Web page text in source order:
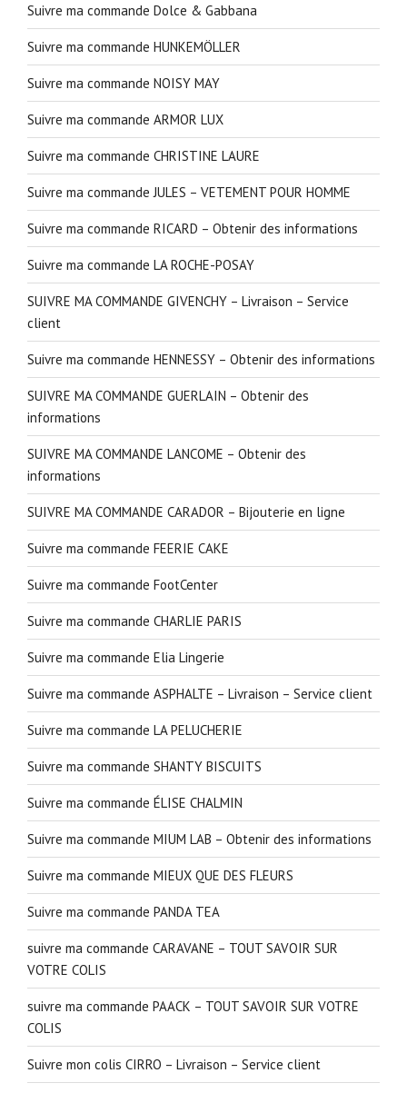
Suivre ma commande Dolce & Gabbana
Suivre ma commande HUNKEMÖLLER
Suivre ma commande NOISY MAY
Suivre ma commande ARMOR LUX
Suivre ma commande CHRISTINE LAURE
Suivre ma commande JULES – VETEMENT POUR HOMME
Suivre ma commande RICARD – Obtenir des informations
Suivre ma commande LA ROCHE-POSAY
SUIVRE MA COMMANDE GIVENCHY – Livraison – Service
client
Suivre ma commande HENNESSY – Obtenir des informations
SUIVRE MA COMMANDE GUERLAIN – Obtenir des
informations
SUIVRE MA COMMANDE LANCOME – Obtenir des
informations
SUIVRE MA COMMANDE CARADOR – Bijouterie en ligne
Suivre ma commande FEERIE CAKE
Suivre ma commande FootCenter
Suivre ma commande CHARLIE PARIS
Suivre ma commande Elia Lingerie
Suivre ma commande ASPHALTE – Livraison – Service client
Suivre ma commande LA PELUCHERIE
Suivre ma commande SHANTY BISCUITS
Suivre ma commande ÉLISE CHALMIN
Suivre ma commande MIUM LAB – Obtenir des informations
Suivre ma commande MIEUX QUE DES FLEURS
Suivre ma commande PANDA TEA
suivre ma commande CARAVANE – TOUT SAVOIR SUR
VOTRE COLIS
suivre ma commande PAACK – TOUT SAVOIR SUR VOTRE
COLIS
Suivre mon colis CIRRO – Livraison – Service client